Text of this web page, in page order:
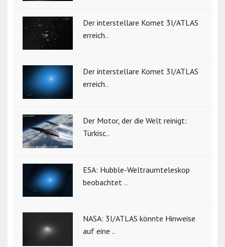
Der interstellare Komet 3I/ATLAS
erreich..
Der interstellare Komet 3I/ATLAS
erreich..
Der Motor, der die Welt reinigt:
Türkisc..
ESA: Hubble-Weltraumteleskop
beobachtet ..
NASA: 3I/ATLAS könnte Hinweise
auf eine ..